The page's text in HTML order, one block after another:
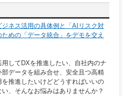
ジネス活用の具体例と「AIリスク対
めの「データ統合」をデモを交え
してDXを推進したい、自社内のナ
部データを組み合せ、安全且つ高精
を推進したいけどどうすればいいの
、そんなお悩みはありませんか？